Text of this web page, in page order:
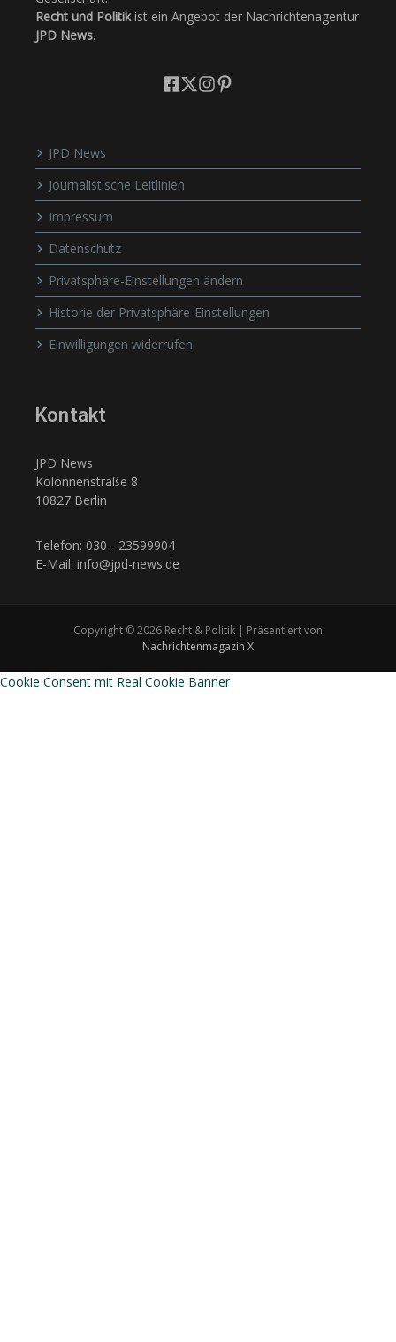
Recht und Politikist ein Angebot der Nachrichtenagentur
JPD News.
JPD News
Journalistische Leitlinien
Impressum
Datenschutz
Privatsphäre-Einstellungen ändern
Historie der Privatsphäre-Einstellungen
Einwilligungen widerrufen
Kontakt
JPD News
Kolonnenstraße 8
10827 Berlin
Telefon: 030 - 23599904
E-Mail: info@jpd-news.de
Copyright © 2026 Recht & Politik | Präsentiert von
Nachrichtenmagazin X
Cookie Consent mit Real Cookie Banner